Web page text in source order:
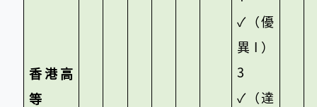
香港高
等
✓ （優
異I）
3
✓ （達